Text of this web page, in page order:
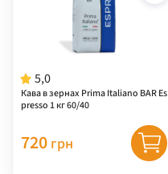
5,0
Кава в зернах Prima Italiano BAR Es
presso 1 кг 60/40
720 грн